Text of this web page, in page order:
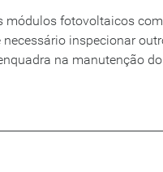
módulos fotovoltaicos
necessário inspecionar
na manutenção